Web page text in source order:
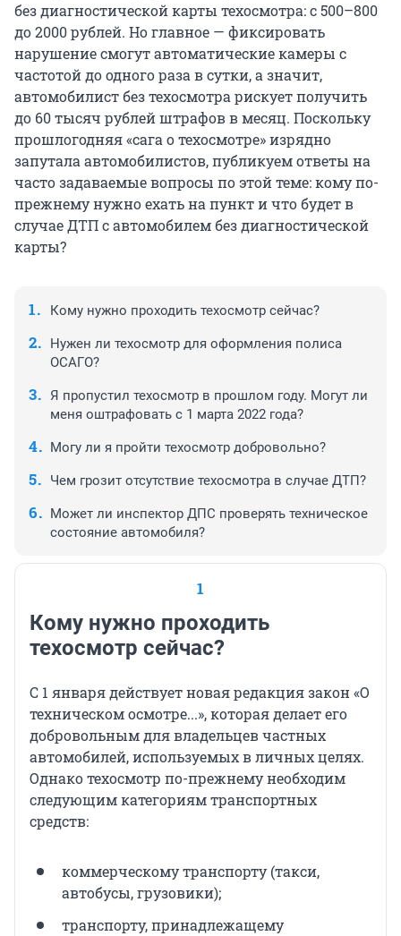
без диагностической карты техосмотра: с 500–800
до 2000 рублей. Но главное — фиксировать
нарушение смогут автоматические камеры с
частотой до одного раза в сутки, а значит,
автомобилист без техосмотра рискует получить
до 60 тысяч рублей штрафов в месяц. Поскольку
прошлогодняя «сага о техосмотре» изрядно
запутала автомобилистов, публикуем ответы на
часто задаваемые вопросы по этой теме: кому по-
прежнему нужно ехать на пункт и что будет в
случае ДТП с автомобилем без диагностической
карты?
Кому нужно проходить техосмотр сейчас?
Нужен ли техосмотр для оформления полиса
ОСАГО?
Я пропустил техосмотр в прошлом году. Могут ли
меня оштрафовать с 1 марта 2022 года?
Могу ли я пройти техосмотр добровольно?
Чем грозит отсутствие техосмотра в случае ДТП?
Может ли инспектор ДПС проверять техническое
состояние автомобиля?
1
Кому нужно проходить
техосмотр сейчас?
С 1 января действует новая редакция закон «О
техническом осмотре...», которая делает его
добровольным для владельцев частных
автомобилей, используемых в личных целях.
Однако техосмотр по-прежнему необходим
следующим категориям транспортных
средств:
коммерческому транспорту (такси,
автобусы, грузовики);
транспорту, принадлежащему